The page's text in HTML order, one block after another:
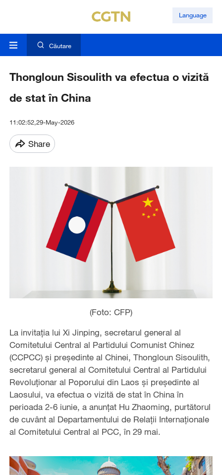
Language
Căutare
Thongloun Sisoulith va efectua o vizită
de stat în China
11:02:52,29-May-2026
Share
(Foto: CFP)
La invitația lui Xi Jinping, secretarul general al
Comitetului Central al Partidului Comunist Chinez
(CCPCC) și președinte al Chinei, Thongloun Sisoulith,
secretarul general al Comitetului Central al Partidului
Revoluționar al Poporului din Laos și președinte al
Laosului, va efectua o vizită de stat în China în
perioada 2-6 iunie, a anunțat Hu Zhaoming, purtătorul
de cuvânt al Departamentului de Relații Internaționale
al Comitetului Central al PCC, în 29 mai.